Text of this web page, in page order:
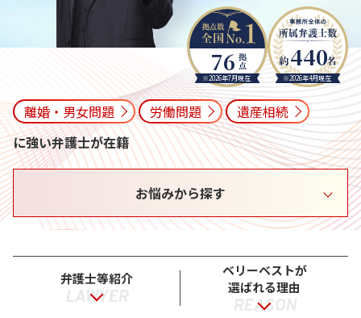
離婚・男女問題 労働問題
遺産相続
に強い弁護士が在籍
76
※2026年7月現在
440
※2026年4月現在
お悩みから探す
弁護士等紹介
LAWYER
ベリーベストが
選ばれる理由
REASON